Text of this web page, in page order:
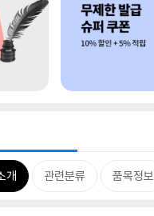
개 관련분류 품목정보